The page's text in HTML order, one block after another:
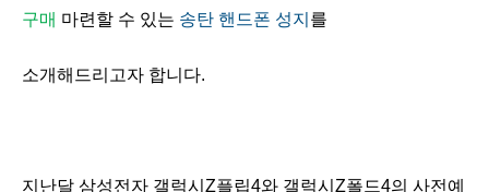
구매 마련할 수 있는 송탄 핸드폰 성지 를
소개해드리고자 합니다.
지난달 삼성전자 갤럭시Z플립4와 갤럭시Z폴드4의 사전예